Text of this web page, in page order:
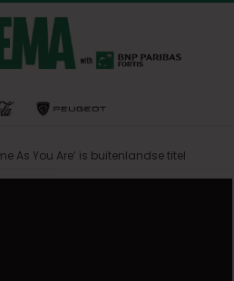
As You Are’ is buitenlandse titel